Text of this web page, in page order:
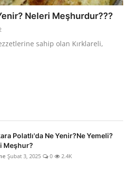
Neleri Meşhurdur???
sahip olan Kırklareli,
Polatlı'da Ne Yenir?Ne Yemeli?
Meşhur?
Şubat 3, 2025 0 2.4K